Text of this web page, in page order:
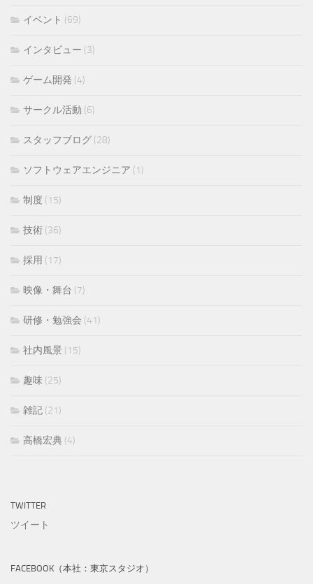
イベント (69)
インタビュー (3)
ゲーム開発 (4)
サークル活動 (6)
スタッフブログ (28)
ソフトウェアエンジニア (1)
制度 (15)
技術 (36)
採用 (17)
映像・舞台 (7)
研修・勉強会 (41)
社内風景 (15)
趣味 (25)
雑記 (21)
高橋宏典 (4)
TWITTER
ツイート
FACEBOOK（本社：東京スタジオ）